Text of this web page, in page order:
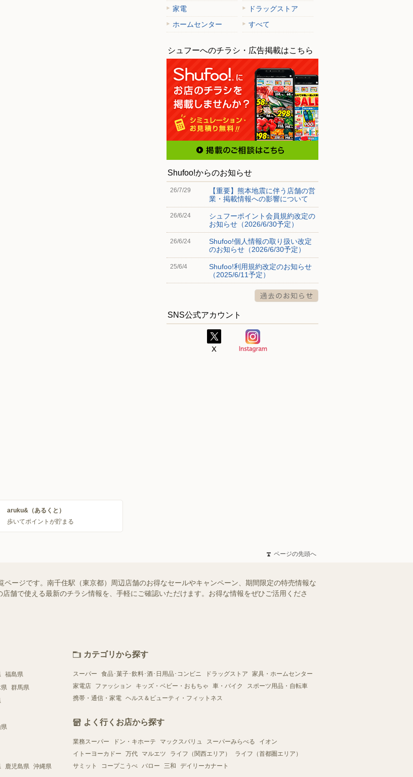
家電
ドラッグストア
ホームセンター
すべて
シュフーへのチラシ・広告掲載はこちら
Shufoo!からのお知らせ
26/7/29
【重要】熊本地震に伴う店舗の営
業・掲載情報への影響について
26/6/24
シュフーポイント会員規約改定の
お知らせ（2026/6/30予定）
26/6/24
Shufoo!個人情報の取り扱い改定
のお知らせ（2026/6/30予定）
25/6/4
Shufoo!利用規約改定のお知らせ
（2025/6/11予定）
SNS公式アカウント
aruku&（あるくと）
歩いてポイントが貯まる
ページの先頭へ
ージです。南千住駅（東京都）周辺店舗のお得なセールやキャンペーン、期間限定の特売情報な
舗で使える最新のチラシ情報を、手軽にご確認いただけます。お得な情報をぜひご活用くださ
福島県
群馬県
鹿児島県 沖縄県
カテゴリから探す
スーパー 食品･菓子･飲料･酒･日用品･コンビニ ドラッグストア
家具・ホームセンター
家電店
ファッション キッズ・ベビー・おもちゃ 車・バイク
スポーツ用品・自転車
携帯・通信・家電 ヘルス＆ビューティ・フィットネス
よく行くお店から探す
業務スーパー ドン・キホーテ マックスバリュ スーパーみらべる
イオン
イトーヨーカドー
万代 マルエツ ライフ（関西エリア）
ライフ（首都圏エリア）
サミット
コープこうべ バロー 三和 デイリーカナート